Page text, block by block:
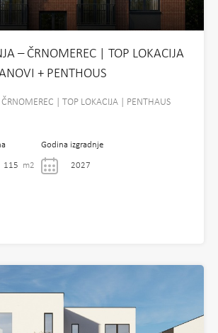
– ČRNOMEREC | TOP LOKACIJA
+ PENTHOUS
| TOP LOKACIJA | PENTHAUS
115 m2
Godina izgradnje
2027